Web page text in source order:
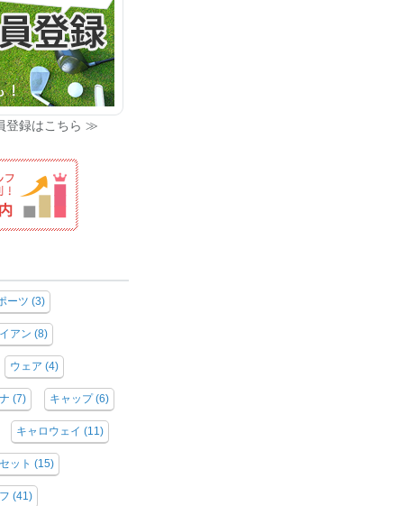
登録はこちら ≫
ーツ (3)
アン (8)
ウェア (4)
(7) キャップ(6)
キャロウェイ (11)
ット (15)
(41)